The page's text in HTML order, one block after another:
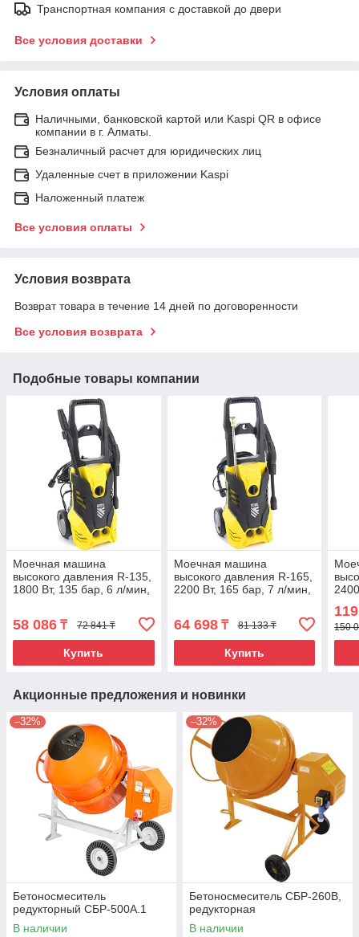
Транспортная компания с доставкой до двери
Все условия доставки
Условия оплаты
Наличными, банковской картой или Kaspi QR в офисе
компании в г. Алматы.
Безналичный расчет для юридических лиц
Удаленные счет в приложении Kaspi
Наложенный платеж
Все условия оплаты
Условия возврата
Возврат товара в течение 14 дней по договоренности
Все условия возврата
Подобные товары компании
Моечная машина
высокого давления R-135,
1800 Вт, 135 бар, 6 л/мин,
58 086 ₸ 72 841 ₸
Купить
Моечная машина
высокого давления R-165,
2200 Вт, 165 бар, 7 л/мин,
64 698₸ 81 133 ₸
Купить
150
Акционные предложения и новинки
–32%
Бетоносмеситель
редукторный СБР-500А.1
В наличии
–32%
Бетоносмеситель СБР-260В,
редукторная
В наличии